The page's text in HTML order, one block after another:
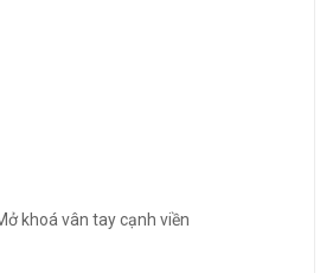
khoá vân tay cạnh viền